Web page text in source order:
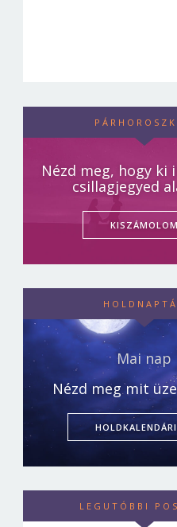
Nézd meg, hogy ki
csillagjegyed
Mai nap
Nézd meg mit
LEGUTÓBBI